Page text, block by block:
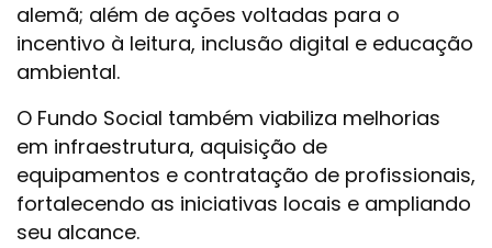
alemã; além de ações voltadas para o
incentivo à leitura, inclusão digital e educação
ambiental.
O Fundo Social também viabiliza melhorias
em infraestrutura, aquisição de
equipamentos e contratação de profissionais,
fortalecendo as iniciativas locais e ampliando
seu alcance.